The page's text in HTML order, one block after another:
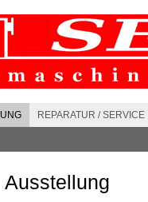
REPARATUR / SERVICE
Ausstellung